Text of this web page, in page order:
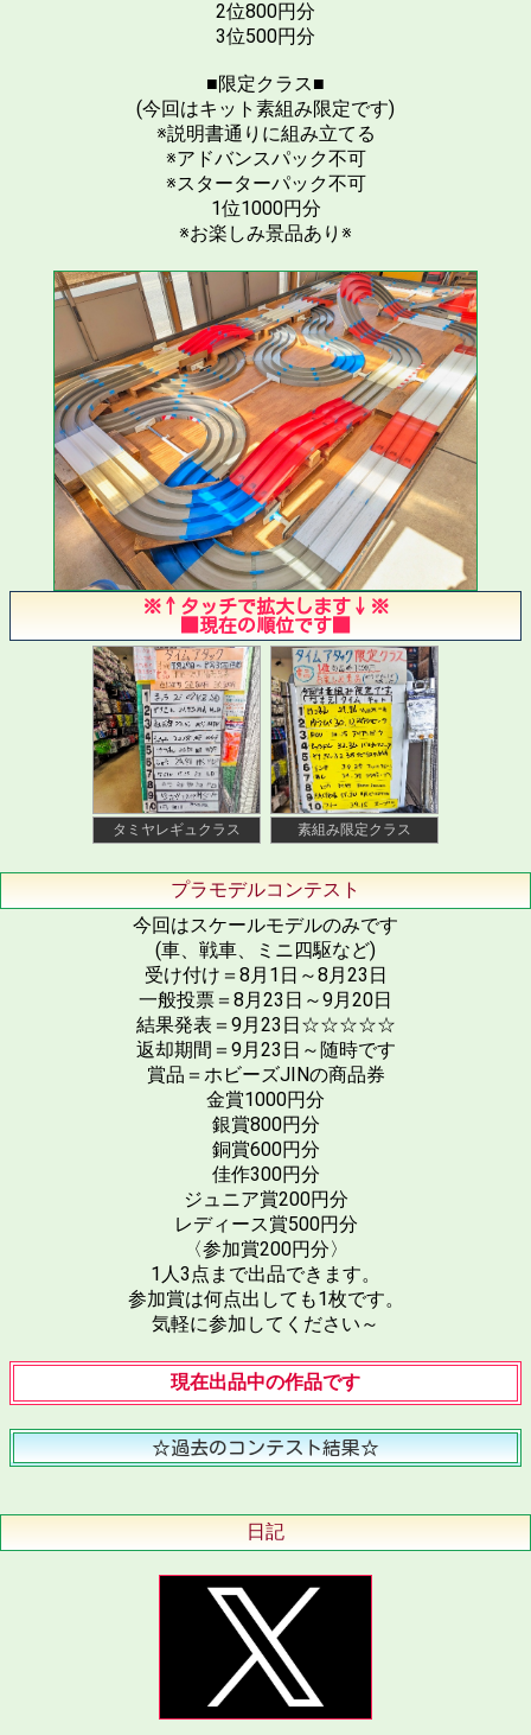
2位800円分
3位500円分
■限定クラス■
(今回はキット素組み限定です)
※説明書通りに組み立てる
※アドバンスパック不可
※スターターパック不可
1位1000円分
※お楽しみ景品あり※
※↑タッチで拡大します↓※
■現在の順位です■
タミヤレギュクラス 素組み限定クラス
プラモデルコンテスト
今回はスケールモデルのみです
(車、戦車、ミニ四駆など)
受け付け＝8月1日～8月23日
一般投票＝8月23日～9月20日
結果発表＝9月23日☆☆☆☆☆
返却期間＝9月23日～随時です
賞品＝ホビーズJINの商品券
金賞1000円分
銀賞800円分
銅賞600円分
佳作300円分
ジュニア賞200円分
レディース賞500円分
〈参加賞200円分〉
1人3点まで出品できます。
参加賞は何点出しても1枚です。
気軽に参加してください～
現在出品中の作品です
☆過去のコンテスト結果☆
日記